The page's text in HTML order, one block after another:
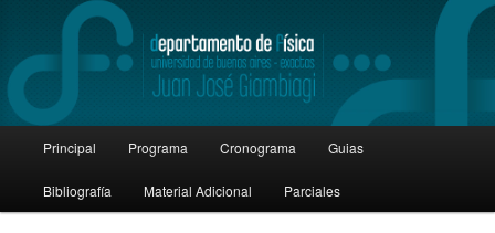
Skip
to
Skip
to
Principal Programa Cronograma Guias
Bibliografía Material Adicional Parciales